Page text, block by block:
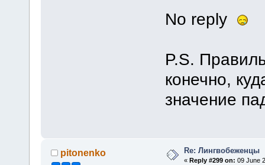
No reply
P.S.
конечно,
значение
pitonenko Re: Лингвобеженцы
« Reply #299 on: 09 June